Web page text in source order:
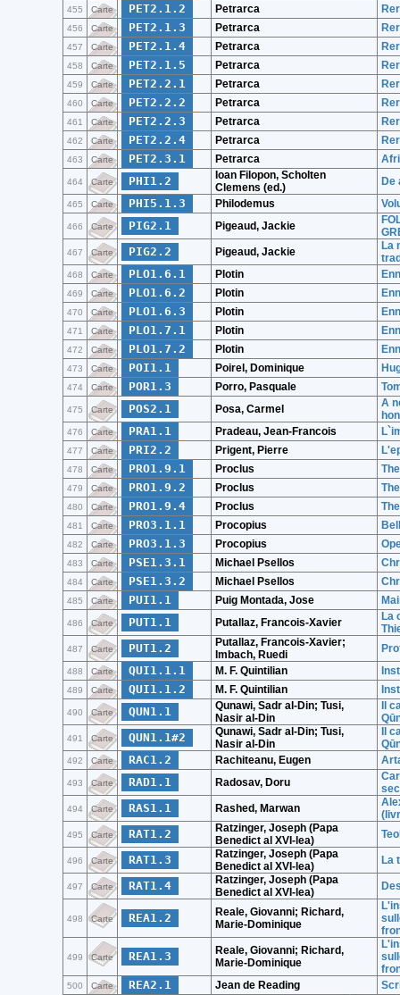
455 Carte PET2.1.2 Petrarca
456 Carte PET2.1.3 Petrarca
457 Carte PET2.1.4 Petrarca
458 Carte PET2.1.5 Petrarca
459 Carte PET2.2.1 Petrarca
460 Carte PET2.2.2 Petrarca
461 Carte PET2.2.3 Petrarca
462 Carte PET2.2.4 Petrarca
463 Carte PET2.3.1 Petrarca
464 Carte PHI1.2
Ioan Filopon, Scholten
Clemens (ed.)
De
465 Carte PHI5.1.3 Philodemus
466 Carte PIG2.1 Pigeaud, Jackie
467 Carte PIG2.2 Pigeaud, Jackie
La
468 Carte PLO1.6.1 Plotin
469 Carte PLO1.6.2 Plotin
470 Carte PLO1.6.3 Plotin
471 Carte PLO1.7.1 Plotin
472 Carte PLO1.7.2 Plotin
473 Carte POI1.1 Poirel, Dominique
474 Carte POR1.3 Porro, Pasquale
475 Carte POS2.1 Posa, Carmel
A
476 Carte PRA1.1 Pradeau, Jean-Francois
477 Carte PRI2.2 Prigent, Pierre
478 Carte PRO1.9.1 Proclus
479 Carte PRO1.9.2 Proclus
480 Carte PRO1.9.4 Proclus
481 Carte PRO3.1.1 Procopius
482 Carte PRO3.1.3 Procopius
483 Carte PSE1.3.1 Michael Psellos
484 Carte PSE1.3.2 Michael Psellos
485 Carte PUI1.1 Puig Montada, Jose
486 Carte PUT1.1 Putallaz, Francois-Xavier
La
487 Carte PUT1.2
Putallaz, Francois-Xavier;
Imbach, Ruedi
488 Carte QUI1.1.1 M. F. Quintilian
489 Carte QUI1.1.2 M. F. Quintilian
490 Carte QUN1.1
Qunawi, Sadr al-Din; Tusi,
Nasir al-Din
Il
491 Carte QUN1.1#2
Qunawi, Sadr al-Din; Tusi,
Nasir al-Din
Il
492 Carte RAC1.2 Rachiteanu, Eugen
493 Carte RAD1.1 Radosav, Doru
494 Carte RAS1.1 Rashed, Marwan
495 Carte RAT1.2
Ratzinger, Joseph (Papa
Benedict al XVI-lea)
496 Carte RAT1.3
Ratzinger, Joseph (Papa
Benedict al XVI-lea)
La
497 Carte RAT1.4
Ratzinger, Joseph (Papa
Benedict al XVI-lea)
498 Carte REA1.2
Reale, Giovanni; Richard,
Marie-Dominique
499 Carte REA1.3
Reale, Giovanni; Richard,
Marie-Dominique
500 Carte REA2.1 Jean de Reading